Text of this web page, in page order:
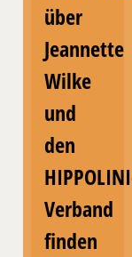
über
Jeannette
Wilke
und
den
Verband
finden